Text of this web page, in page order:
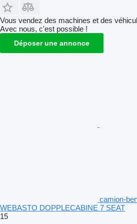
Vous vendez des machines et des
Avec nous, c'est possible !
Déposer une annonce
camion-
WEBASTO DOPPLECABINE 7 SEAT
15